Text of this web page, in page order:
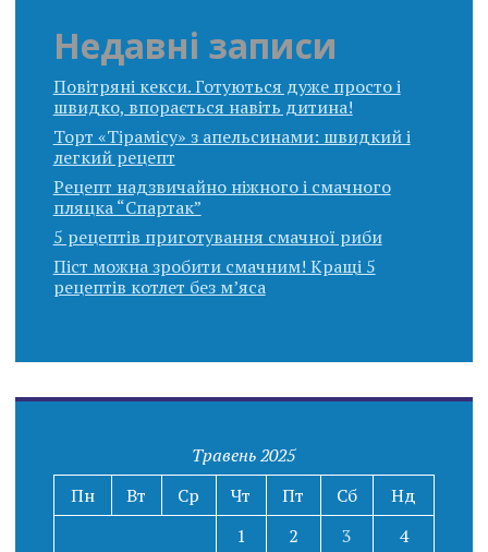
Недавні записи
Повітряні кекси. Готуються дуже просто і
швидко, впорається навіть дитина!
Торт «Тірамісу» з апельсинами: швидкий і
легкий рецепт
Рецепт надзвичайно ніжного і смачного
пляцка “Спартак”
5 рецептів приготування смачної риби
Піст можна зробити смачним! Кращі 5
рецептів котлет без м’яса
Травень 2025
Пн
Вт Ср Чт Пт Сб
Нд
1
2 3
4